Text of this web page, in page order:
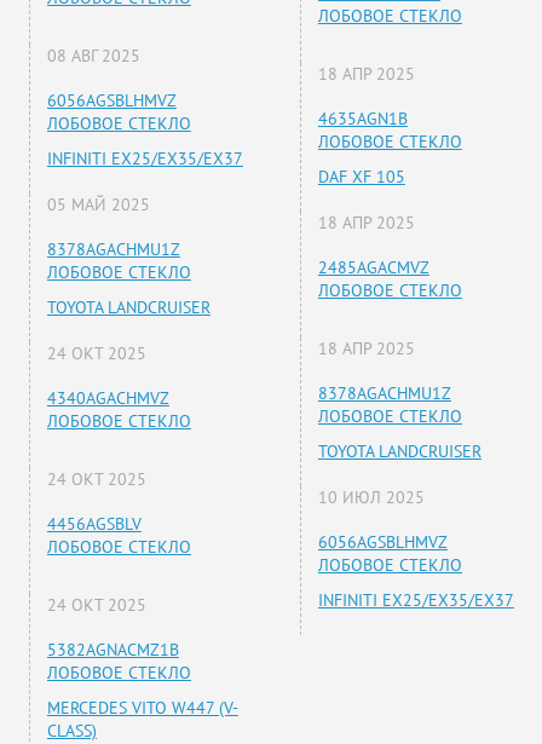
08 АВГ 2025
6056AGSBLHMVZ
ЛОБОВОЕ СТЕКЛО
INFINITI EX25/EX35/EX37
05 МАЙ 2025
8378AGACHMU1Z
ЛОБОВОЕ СТЕКЛО
TOYOTA LANDCRUISER
24 ОКТ 2025
4340AGACHMVZ
ЛОБОВОЕ СТЕКЛО
24 ОКТ 2025
4456AGSBLV
ЛОБОВОЕ СТЕКЛО
24 ОКТ 2025
5382AGNACMZ1B
ЛОБОВОЕ СТЕКЛО
MERCEDES VITO W447 (V-
CLASS)
ЛОБОВОЕ СТЕКЛО
18 АПР 2025
4635AGN1B
ЛОБОВОЕ СТЕКЛО
DAF XF 105
18 АПР 2025
2485AGACMVZ
ЛОБОВОЕ СТЕКЛО
18 АПР 2025
8378AGACHMU1Z
ЛОБОВОЕ СТЕКЛО
TOYOTA LANDCRUISER
10 ИЮЛ 2025
6056AGSBLHMVZ
ЛОБОВОЕ СТЕКЛО
INFINITI EX25/EX35/EX37